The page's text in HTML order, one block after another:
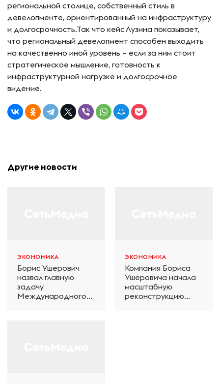
региональной столице, собственный стиль в
девелопменте, ориентированный на инфраструктуру
и долгосрочность.Так что кейс Лузина показывает,
что региональный девелопмент способен выходить
на качественно иной уровень – если за ним стоит
стратегическое мышление, готовность к
инфраструктурной нагрузке и долгосрочное
видение.
Другие новости
ЭКОНОМИКА
Борис Ушерович
назвал главную
задачу
Международного
ЭКОНОМИКА
Компания Бориса
Ушеровича начала
масштабную
реконструкцию